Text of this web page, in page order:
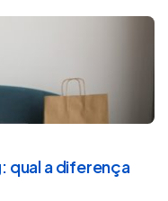
qual a diferença